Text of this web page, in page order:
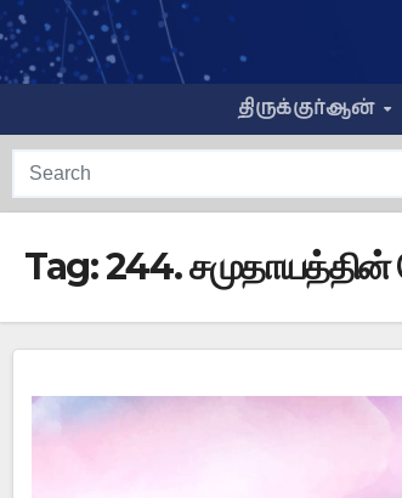
Skip
to
content
திருக்குர்ஆன்
Tag:244.